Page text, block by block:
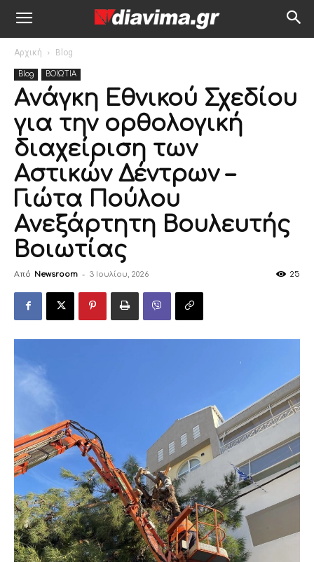
Αρχική Blog
Blog ΒΟΙΩΤΙΑ
Ανάγκη Εθνικού Σχεδίου
για την ορθολογική
διαχείριση των
Αστικών Δέντρων –
Γιώτα Πούλου
Ανεξάρτητη Βουλευτής
Βοιωτίας
Από Newsroom - 3 Ιουλίου, 2026 25